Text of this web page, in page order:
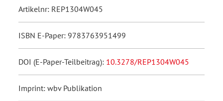
Artikelnr: REP1304W045
ISBN E-Paper: 9783763951499
DOI (E-Paper-Teilbeitrag): 10.3278/REP1304W045
Imprint: wbv Publikation